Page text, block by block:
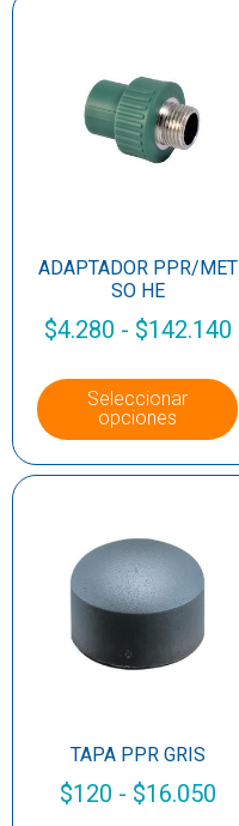
ADAPTADOR PPR/MET
SO HE
$4.280 - $142.140
Seleccionar
opciones
TAPA PPR GRIS
$120 - $16.050